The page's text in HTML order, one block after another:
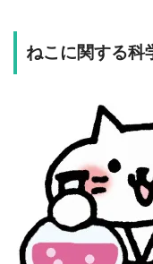
ねこに関する科